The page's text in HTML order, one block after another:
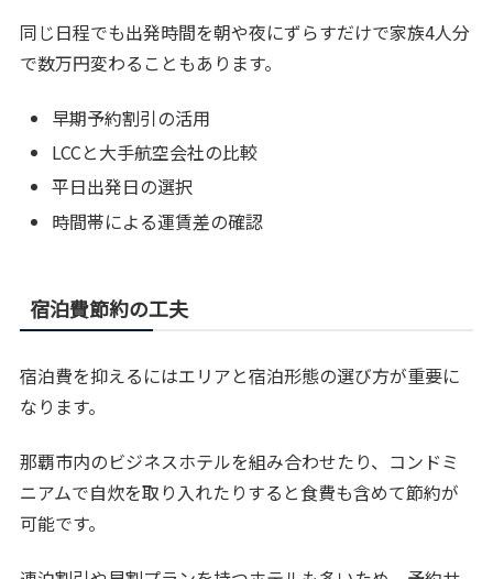
同じ日程でも出発時間を朝や夜にずらすだけで家族4人分
で数万円変わることもあります。
早期予約割引の活用
LCCと大手航空会社の比較
平日出発日の選択
時間帯による運賃差の確認
宿泊費節約の工夫
宿泊費を抑えるにはエリアと宿泊形態の選び方が重要に
なります。
那覇市内のビジネスホテルを組み合わせたり、コンドミ
ニアムで自炊を取り入れたりすると食費も含めて節約が
可能です。